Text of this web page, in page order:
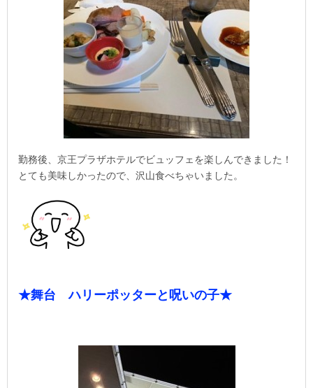
勤務後、京王プラザホテルでビュッフェを楽しんできました！
とても美味しかったので、沢山食べちゃいました。
★舞台 ハリーポッターと呪いの子★